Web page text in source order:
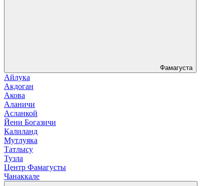
Фамагуста
Айлука
Акдоган
Акова
Аланичи
Асланкой
Йени Богазичи
Калиланд
Мутлуяка
Татлысу
Тузла
Центр Фамагусты
Чанаккале